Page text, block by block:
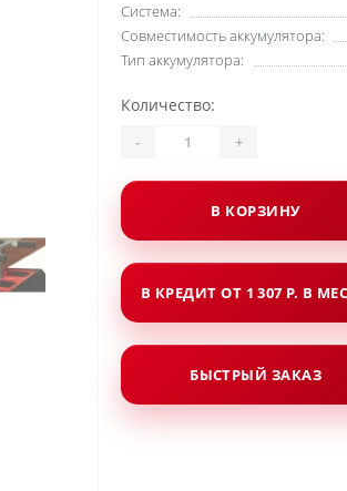
Система:
Совместимость аккумулятора:
Тип аккумулятора:
Количество:
- +
В КОРЗИНУ
В КРЕДИТ ОТ 1 307 Р. В
БЫСТРЫЙ ЗАКАЗ